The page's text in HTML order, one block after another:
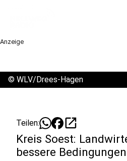
Anzeige
© WLV/Drees-Hagen
Teilen: open_in_new
Kreis Soest:
bessere Bedingungen